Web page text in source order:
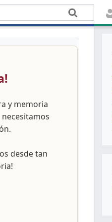
y memoria
necesitamos
desde tan